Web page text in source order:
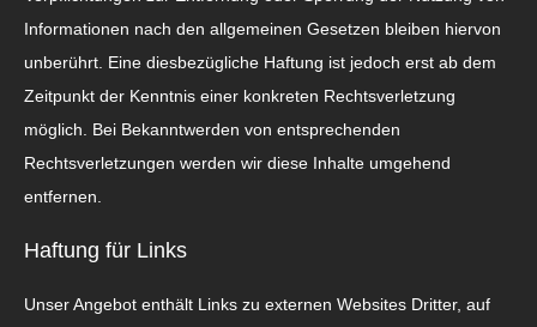
Informationen nach den allgemeinen Gesetzen bleiben hiervon
unberührt. Eine diesbezügliche Haftung ist jedoch erst ab dem
Zeitpunkt der Kenntnis einer konkreten Rechtsverletzung
möglich. Bei Bekanntwerden von entsprechenden
Rechtsverletzungen werden wir diese Inhalte umgehend
entfernen.
Haftung für Links
Unser Angebot enthält Links zu externen Websites Dritter, auf